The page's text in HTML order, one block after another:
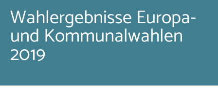
Wahlergebnisse Europa-
und Kommunalwahlen
2019